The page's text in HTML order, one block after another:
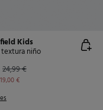
Kids
textura niño
24,99 €
19,00 €